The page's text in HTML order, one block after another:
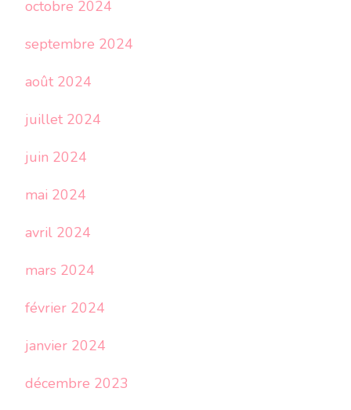
octobre 2024
septembre 2024
août 2024
juillet 2024
juin 2024
mai 2024
avril 2024
mars 2024
février 2024
janvier 2024
décembre 2023